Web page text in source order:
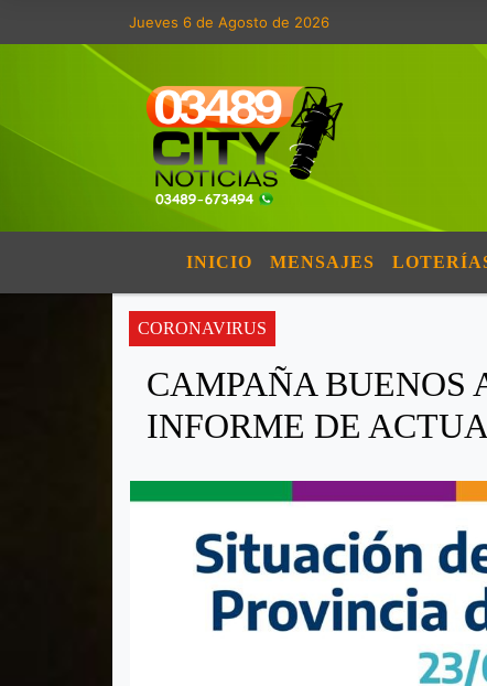
Jueves 6 de Agosto de 2026
INICIO MENSAJES
CORONAVIRUS
CAMPAÑA BUENOS
INFORME DE